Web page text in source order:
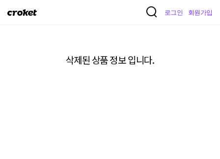
크
로그인 회원가입
삭제된 상품 정보 입니다.